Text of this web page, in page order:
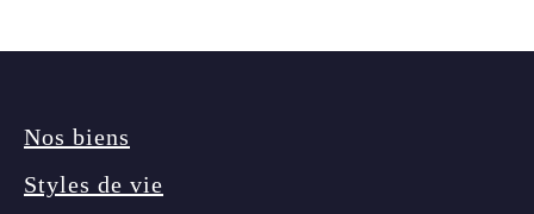
Nos biens
Styles de vie